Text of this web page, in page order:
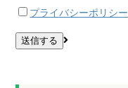
プライバシーポリシー